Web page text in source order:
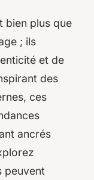
bien plus que
; ils
et de
des
ces
ancrés
peuvent